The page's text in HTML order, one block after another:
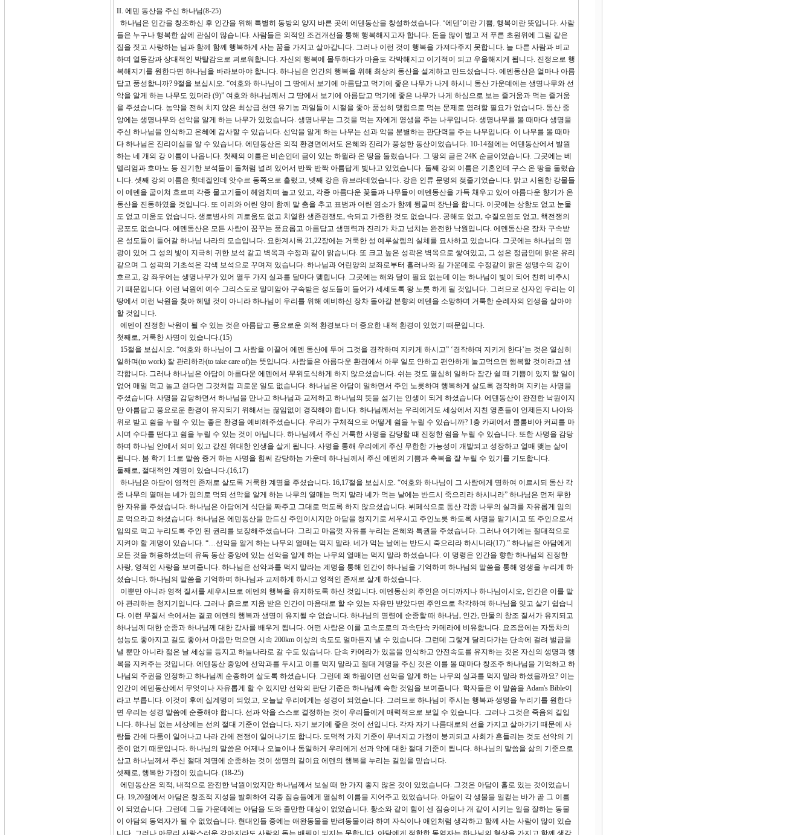
II. 에덴 동산을 주신 하나님(8-25)
하나님은 인간을 창조하신 후 인간을 위해 특별히 동방의 양지 바른 곳에 에덴동산을 창설하셨습니다. ‘에덴’이란 기쁨, 행복이란 뜻입니다. 사람
들은 누구나 행복한 삶에 관심이 많습니다. 사람들은 외적인 조건개선을 통해 행복해지고자 합니다. 돈을 많이 벌고 저 푸른 초원위에 그림 같은
집을 짓고 사랑하는 님과 함께 함께 행복하게 사는 꿈을 가지고 살아갑니다. 그러나 이런 것이 행복을 가져다주지 못합니다. 늘 다른 사람과 비교
하며 열등감과 상대적인 박탈감으로 괴로워합니다. 자신의 행복에 몰두하다가 마음도 각박해지고 이기적이 되고 우울해지게 됩니다. 진정으로 행
복해지기를 원한다면 하나님을 바라보아야 합니다. 하나님은 인간의 행복을 위해 최상의 동산을 설계하고 만드셨습니다. 에덴동산은 얼마나 아름
답고 풍성합니까? 9절을 보십시오. “여호와 하나님이 그 땅에서 보기에 아름답고 먹기에 좋은 나무가 나게 하시니 동산 가운데에는 생명나무와 선
악을 알게 하는 나무도 있더라 (9)” 여호와 하나님께서 그 땅에서 보기에 아름답고 먹기에 좋은 나무가 나게 하심으로 보는 즐거움과 먹는 즐거움
을 주셨습니다. 농약을 전혀 치지 않은 최상급 천연 유기농 과일들이 시절을 좇아 풍성히 맺힘으로 먹는 문제로 염려할 필요가 없습니다. 동산 중
앙에는 생명나무와 선악을 알게 하는 나무가 있었습니다. 생명나무는 그것을 먹는 자에게 영생을 주는 나무입니다. 생명나무를 볼 때마다 생명을
주신 하나님을 인식하고 은혜에 감사할 수 있습니다. 선악을 알게 하는 나무는 선과 악을 분별하는 판단력을 주는 나무입니다. 이 나무를 볼 때마
다 하나님은 진리이심을 알 수 있습니다. 에덴동산은 외적 환경면에서도 은혜와 진리가 풍성한 동산이었습니다. 10-14절에는 에덴동산에서 발원
하는 네 개의 강 이름이 나옵니다. 첫째의 이름은 비손인데 금이 있는 하윌라 온 땅을 둘렀습니다. 그 땅의 금은 24K 순금이었습니다. 그곳에는 베
델리엄과 호마노 등 진기한 보석들이 돌처럼 널려 있어서 반짝 반짝 아름답게 빛나고 있었습니다. 둘째 강의 이름은 기혼인데 구스 온 땅을 둘렀습
니다. 셋째 강의 이름은 힛데겔인데 앗수르 동쪽으로 흘렀고, 넷째 강은 유브라데였습니다. 강은 인류 문명의 젖줄기였습니다. 맑고 시원한 강물들
이 에덴을 굽이쳐 흐르며 각종 물고기들이 헤엄치며 놀고 있고, 각종 아름다운 꽃들과 나무들이 에덴동산을 가득 채우고 있어 아름다운 향기가 온
동산을 진동하였을 것입니다. 또 이리와 어린 양이 함께 말 춤을 추고 표범과 어린 염소가 함께 뒹굴며 장난을 합니다. 이곳에는 상함도 없고 눈물
도 없고 미움도 없습니다. 생로병사의 괴로움도 없고 치열한 생존경쟁도, 속되고 가증한 것도 없습니다. 공해도 없고, 수질오염도 없고, 핵전쟁의
공포도 없습니다. 에덴동산은 모든 사람이 꿈꾸는 풍요롭고 아름답고 생명력과 진리가 차고 넘치는 완전한 낙원입니다. 에덴동산은 장차 구속받
은 성도들이 들어갈 하나님 나라의 모습입니다. 요한계시록 21,22장에는 거룩한 성 예루살렘의 실체를 묘사하고 있습니다. 그곳에는 하나님의 영
광이 있어 그 성의 빛이 지극히 귀한 보석 같고 벽옥과 수정과 같이 맑습니다. 또 크고 높은 성곽은 벽옥으로 쌓여있고, 그 성은 정금인데 맑은 유리
같으며 그 성곽의 기초석은 각색 보석으로 꾸며져 있습니다. 하나님과 어린양의 보좌로부터 흘러나와 길 가운데로 수정같이 맑은 생맹수의 강이
흐르고, 강 좌우에는 생명나무가 있어 열두 가지 실과를 달마다 맺힙니다. 그곳에는 해와 달이 필요 없는데 이는 하나님이 빛이 되어 친히 비추시
기 때문입니다. 이런 낙원에 예수 그리스도로 말미암아 구속받은 성도들이 들어가 세세토록 왕 노릇 하게 될 것입니다. 그러므로 신자인 우리는 이
땅에서 이런 낙원을 찾아 헤맬 것이 아니라 하나님이 우리를 위해 예비하신 장차 돌아갈 본향의 에덴을 소망하며 거룩한 순례자의 인생을 살아야
할 것입니다.
에덴이 진정한 낙원이 될 수 있는 것은 아름답고 풍요로운 외적 환경보다 더 중요한 내적 환경이 있었기 때문입니다.
첫째로, 거룩한 사명이 있습니다.(15)
15절을 보십시오. “여호와 하나님이 그 사람을 이끌어 에덴 동산에 두어 그것을 경작하며 지키게 하시고” ‘경작하며 지키게 한다’는 것은 열심히
일하며(to work) 잘 관리하라(to take care of)는 뜻입니다. 사람들은 아름다운 환경에서 아무 일도 안하고 편안하게 놀고먹으면 행복할 것이라고 생
각합니다. 그러나 하나님은 아담이 아름다운 에덴에서 무위도식하게 하지 않으셨습니다. 쉬는 것도 열심히 일하다 잠간 쉴 때 기쁨이 있지 할 일이
없어 매일 먹고 놀고 쉰다면 그것처럼 괴로운 일도 없습니다. 하나님은 아담이 일하면서 주인 노릇하며 행복하게 살도록 경작하며 지키는 사명을
주셨습니다. 사명을 감당하면서 하나님을 만나고 하나님과 교제하고 하나님의 뜻을 섬기는 인생이 되게 하셨습니다. 에덴동산이 완전한 낙원이지
만 아름답고 풍요로운 환경이 유지되기 위해서는 끊임없이 경작해야 합니다. 하나님께서는 우리에게도 세상에서 지친 영혼들이 언제든지 나아와
위로 받고 쉼을 누릴 수 있는 좋은 환경을 예비해주셨습니다. 우리가 구체적으로 어떻게 쉼을 누릴 수 있습니까? 1층 카페에서 콜롬비아 커피를 마
시며 수다를 떤다고 쉼을 누릴 수 있는 것이 아닙니다. 하나님께서 주신 거룩한 사명을 감당할 때 진정한 쉼을 누릴 수 있습니다. 또한 사명을 감당
하며 하나님 안에서 의미 있고 값진 위대한 인생을 살게 됩니다. 사명을 통해 우리에게 주신 무한한 가능성이 개발되고 성장하고 열매 맺는 삶이
됩니다. 봄 학기 1:1로 말씀 증거 하는 사명을 힘써 감당하는 가운데 하나님께서 주신 에덴의 기쁨과 축복을 잘 누릴 수 있기를 기도합니다.
둘째로, 절대적인 계명이 있습니다.(16,17)
하나님은 아담이 영적인 존재로 살도록 거룩한 계명을 주셨습니다. 16,17절을 보십시오. “여호와 하나님이 그 사람에게 명하여 이르시되 동산 각
종 나무의 열매는 네가 임의로 먹되 선악을 알게 하는 나무의 열매는 먹지 말라 네가 먹는 날에는 반드시 죽으리라 하시니라” 하나님은 먼저 무한
한 자유를 주셨습니다. 하나님은 아담에게 식단을 짜주고 그대로 먹도록 하지 않으셨습니다. 뷔페식으로 동산 각종 나무의 실과를 자유롭게 임의
로 먹으라고 하셨습니다. 하나님은 에덴동산을 만드신 주인이시지만 아담을 청지기로 세우시고 주인노릇 하도록 사명을 맡기시고 또 주인으로서
임의로 먹고 누리도록 주인 된 권리를 보장해주셨습니다. 그리고 마음껏 자유를 누리는 은혜와 특권을 주셨습니다. 그러나 여기에는 절대적으로
지켜야 할 계명이 있습니다. “…선악을 알게 하는 나무의 열매는 먹지 말라. 네가 먹는 날에는 반드시 죽으리라 하시니라(17).” 하나님은 아담에게
모든 것을 허용하셨는데 유독 동산 중앙에 있는 선악을 알게 하는 나무의 열매는 먹지 말라 하셨습니다. 이 명령은 인간을 향한 하나님의 진정한
사랑, 영적인 사랑을 보여줍니다. 하나님은 선악과를 먹지 말라는 계명을 통해 인간이 하나님을 기억하며 하나님의 말씀을 통해 영생을 누리게 하
셨습니다. 하나님의 말씀을 기억하며 하나님과 교제하게 하시고 영적인 존재로 살게 하셨습니다.
이뿐만 아니라 영적 질서를 세우시므로 에덴의 행복을 유지하도록 하신 것입니다. 에덴동산의 주인은 어디까지나 하나님이시오, 인간은 이를 맡
아 관리하는 청지기입니다. 그러나 흙으로 지음 받은 인간이 마음대로 할 수 있는 자유만 받았다면 주인으로 착각하여 하나님을 잊고 살기 쉽습니
다. 이런 무질서 속에서는 결코 에덴의 행복과 생명이 유지될 수 없습니다. 하나님의 명령에 순종할 때 하나님, 인간, 만물의 창조 질서가 유지되고
하나님께 대한 순종과 하나님께 대한 감사를 배우게 됩니다. 어떤 사람은 이를 고속도로의 과속단속 카메라에 비유합니다. 요즈음에는 자동차의
성능도 좋아지고 길도 좋아서 마음만 먹으면 시속 200km 이상의 속도도 얼마든지 낼 수 있습니다. 그런데 그렇게 달리다가는 단속에 걸려 벌금을
낼 뿐만 아니라 젊은 날 세상을 등지고 하늘나라로 갈 수도 있습니다. 단속 카메라가 있음을 인식하고 안전속도를 유지하는 것은 자신의 생명과 행
복을 지켜주는 것입니다. 에덴동산 중앙에 선악과를 두시고 이를 먹지 말라고 절대 계명을 주신 것은 이를 볼 때마다 창조주 하나님을 기억하고 하
나님의 주권을 인정하고 하나님께 순종하여 살도록 하셨습니다. 그런데 왜 하필이면 선악을 알게 하는 나무의 실과를 먹지 말라 하셨을까요? 이는
인간이 에덴동산에서 무엇이나 자유롭게 할 수 있지만 선악의 판단 기준은 하나님께 속한 것임을 보여줍니다. 학자들은 이 말씀을 Adam's Bible이
라고 부릅니다. 이것이 후에 십계명이 되었고, 오늘날 우리에게는 성경이 되었습니다. 그러므로 하나님이 주시는 행복과 생명을 누리기를 원한다
면 우리는 성경 말씀에 순종해야 합니다. 선과 악을 스스로 결정하는 것이 우리들에게 매력적으로 보일 수 있습니다. 그러나 그것은 죽음의 길입
니다. 하나님 없는 세상에는 선의 절대 기준이 없습니다. 자기 보기에 좋은 것이 선입니다. 각자 자기 나름대로의 선을 가지고 살아가기 때문에 사
람들 간에 다툼이 일어나고 나라 간에 전쟁이 일어나기도 합니다. 도덕적 가치 기준이 무너지고 가정이 붕괴되고 사회가 흔들리는 것도 선악의 기
준이 없기 때문입니다. 하나님의 말씀은 어제나 오늘이나 동일하게 우리에게 선과 악에 대한 절대 기준이 됩니다. 하나님의 말씀을 삶의 기준으로
삼고 하나님께서 주신 절대 계명에 순종하는 것이 생명의 길이요 에덴의 행복을 누리는 길임을 믿습니다.
셋째로, 행복한 가정이 있습니다. (18-25)
에덴동산은 외적, 내적으로 완전한 낙원이었지만 하나님께서 보실 때 한 가지 좋지 않은 것이 있었습니다. 그것은 아담이 홀로 있는 것이었습니
다. 19,20절에서 아담은 창조적 지성을 발휘하여 각종 짐승들에게 열심히 이름을 지어주고 있었습니다. 아담이 각 생물을 일컫는 바가 곧 그 이름
이 되었습니다. 그런데 그들 가운데에는 아담을 도와 줄만한 대상이 없었습니다. 황소와 같이 힘이 센 짐승이나 개 같이 시키는 일을 잘하는 동물
이 아담의 동역자가 될 수 없었습니다. 현대인들 중에는 애완동물을 반려동물이라 하여 자식이나 애인처럼 생각하고 함께 사는 사람이 많이 있습
니다. 그러나 아무리 사랑스러운 강아지라도 사람의 돕는 배필이 되지는 못합니다. 아담에게 적합한 동역자는 하나님의 형상을 가지고 함께 생각